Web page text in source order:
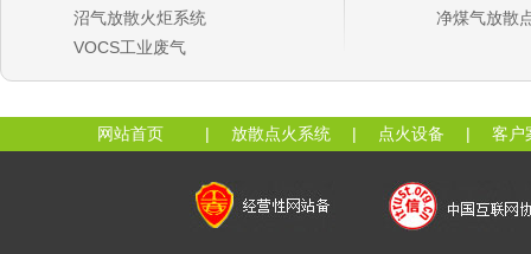
沼气放散火炬系统
VOCS工业废气
净煤气放散
网站首页 | 放散点火系统 | 点火设备 | 客户